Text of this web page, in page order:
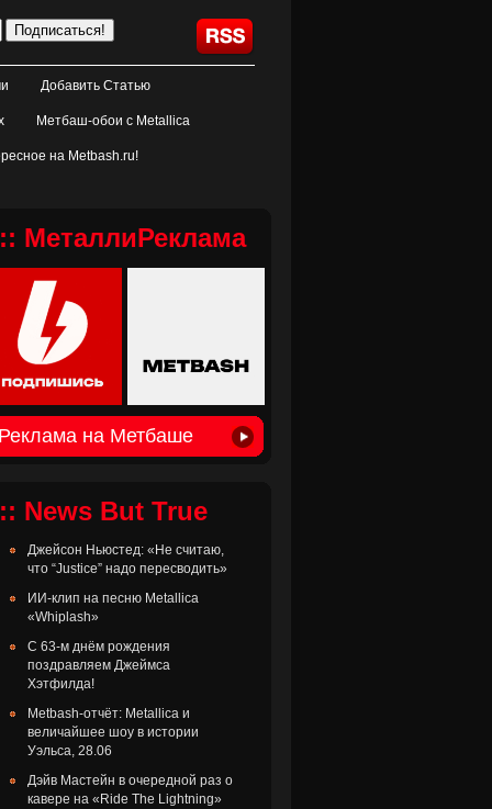
Добавить Статью
Метбаш-обои с Metallica
на Metbash.ru!
:: МеталлиРеклама
Реклама на Метбаше
:: News But True
Джейсон Ньюстед: «Не считаю,
что “Justice” надо пересводить»
ИИ-клип на песню Metallica
«Whiplash»
С 63-м днём рождения
поздравляем Джеймса
Хэтфилда!
Metbash-отчёт: Metallica и
величайшее шоу в истории
Уэльса, 28.06
Дэйв Мастейн в очередной раз о
кавере на «Ride The Lightning»